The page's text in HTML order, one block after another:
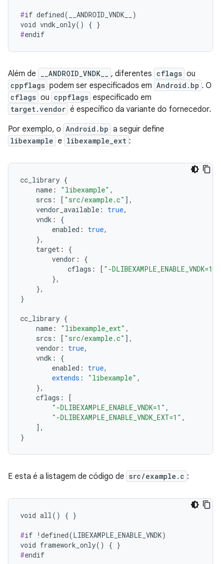
#if defined(__ANDROID_VNDK__)
#endif
Além de __ANDROID_VNDK__ , diferentes cflags ou
cppflags podem ser especificados em Android.bp . O
cflags ou cppflags especificado em
target.vendor é específico da variante do fornecedor.
Por exemplo, o Android.bp a seguir define
libexample e libexample_ext :
cc_library {
name : "libexample" ,
srcs : [ "src/example.c" ],
vendor_available : true,
vndk :
{
enabled : true,
},
target :
{
vendor :
{
cflags : [ "-DLIBEXAMPLE_ENABLE_VNDK=1"
},
},
}
cc_library {
name : "libexample_ext" ,
srcs : [ "src/example.c" ],
vendor : true,
vndk :
{
enabled : true,
extends : "libexample" ,
},
cflags :
[
"-DLIBEXAMPLE_ENABLE_VNDK=1" ,
"-DLIBEXAMPLE_ENABLE_VNDK_EXT=1" ,
],
}
E esta é a listagem de código de src/example.c :
void all() { }
#if !defined(LIBEXAMPLE_ENABLE_VNDK)
#endif